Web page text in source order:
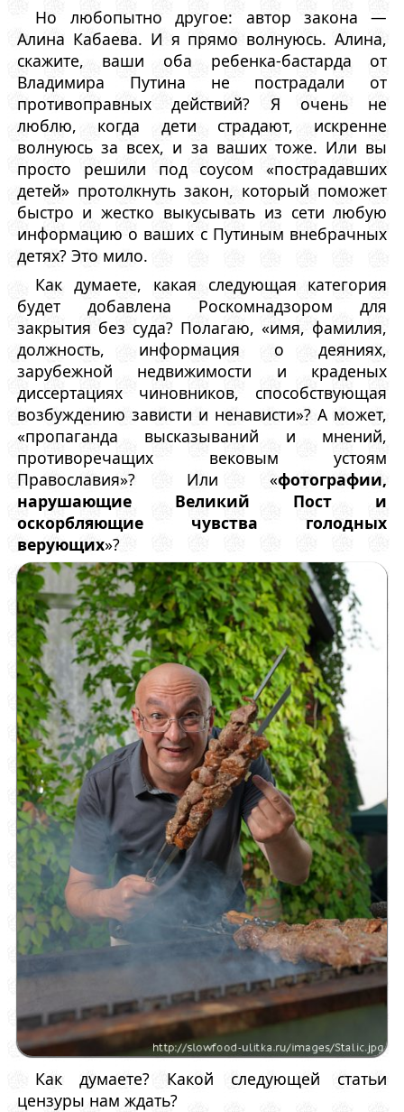
Но любопытно другое: автор закона —
Алина Кабаева. И я прямо волнуюсь. Алина,
скажите, ваши оба ребенка-бастарда от
Владимира Путина не пострадали от
противоправных действий? Я очень не
люблю, когда дети страдают, искренне
волнуюсь за всех, и за ваших тоже. Или вы
просто решили под соусом «пострадавших
детей» протолкнуть закон, который поможет
быстро и жестко выкусывать из сети любую
информацию о ваших с Путиным внебрачных
детях? Это мило.
Как думаете, какая следующая категория
будет добавлена Роскомнадзором для
закрытия без суда? Полагаю, «имя, фамилия,
должность, информация о деяниях,
зарубежной недвижимости и краденых
диссертациях чиновников, способствующая
возбуждению зависти и ненависти»? А может,
«пропаганда высказываний и мнений,
противоречащих вековым устоям
Православия»? Или «фотографии,
нарушающие Великий Пост и
оскорбляющие чувства голодных
верующих»?
Как думаете? Какой следующей статьи
цензуры нам ждать?